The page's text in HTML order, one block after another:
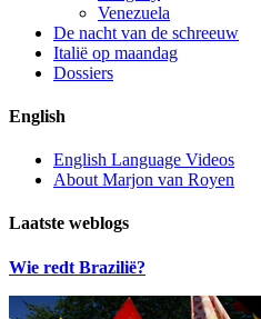
Venezuela
De nacht van de schreeuw
Italië op maandag
Dossiers
English
English Language Videos
About Marjon van Royen
Laatste weblogs
Wie redt Brazilië?